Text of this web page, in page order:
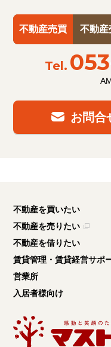
不動産売買 不動産
Tel.
お問合
不動産を買いたい
不動産を売りたい
不動産を借りたい
賃貸管理・賃貸経営サポ
営業所
入居者様向け